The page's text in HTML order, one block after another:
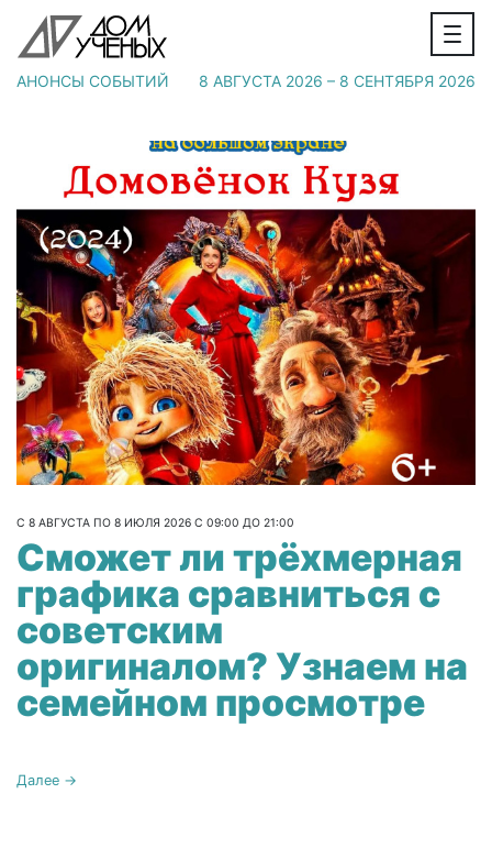
АНОНСЫ СОБЫТИЙ 8 АВГУСТА 2026 – 8 СЕНТЯБРЯ 2026
С 8 АВГУСТА ПО 8 ИЮЛЯ 2026 С 09:00 ДО 21:00
Сможет ли трёхмерная
графика сравниться с
советским
оригиналом? Узнаем на
семейном просмотре
Далее →